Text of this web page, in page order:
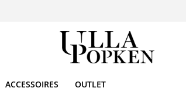
ACCESSOIRES
OUTLET